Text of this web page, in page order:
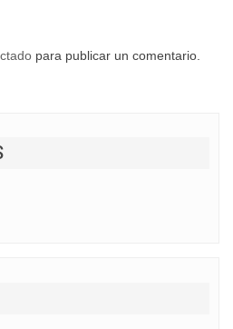
para publicar un comentario.